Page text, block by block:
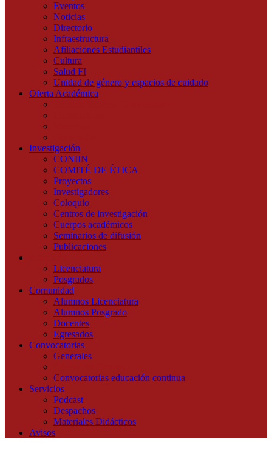
Eventos
Noticias
Directorio
Infraestructura
Afiliaciones Estudiantiles
Cultura
Salud FI
Unidad de género y espacios de cuidado
Oferta Académica
Investigación
CONIIN
COMITÉ DE ÉTICA
Proyectos
Investigadores
Coloquio
Centros de investigación
Cuerpos académicos
Seminarios de difusión
Publicaciones
Licenciatura
Posgrados
Comunidad
Alumnos Licenciatura
Alumnos Posgrado
Docentes
Egresados
Convocatorias
Generales
Convocatorias educación continua
Servicios
Podcast
Despachos
Materiales Didácticos
Avisos